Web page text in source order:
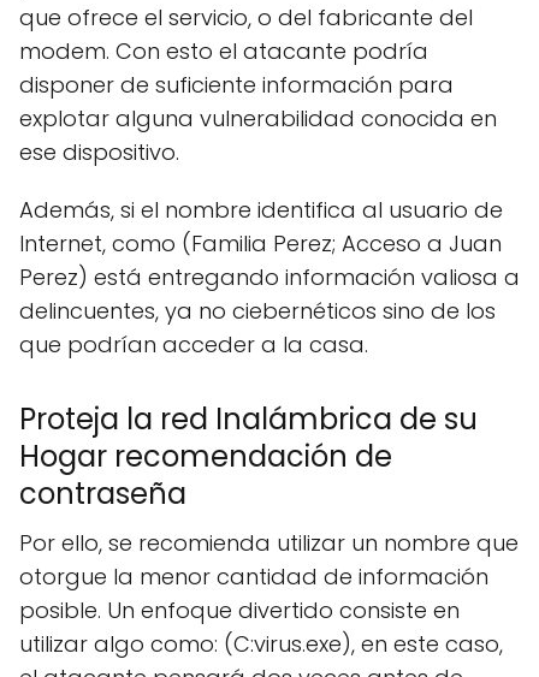
que ofrece el servicio, o del fabricante del
modem. Con esto el atacante podría
disponer de suficiente información para
explotar alguna vulnerabilidad conocida en
ese dispositivo.
Además, si el nombre identifica al usuario de
Internet, como (Familia Perez; Acceso a Juan
Perez) está entregando información valiosa a
delincuentes, ya no ciebernéticos sino de los
que podrían acceder a la casa.
Proteja la red Inalámbrica de su
Hogar recomendación de
contraseña
Por ello, se recomienda utilizar un nombre que
otorgue la menor cantidad de información
posible. Un enfoque divertido consiste en
utilizar algo como: (C:virus.exe), en este caso,